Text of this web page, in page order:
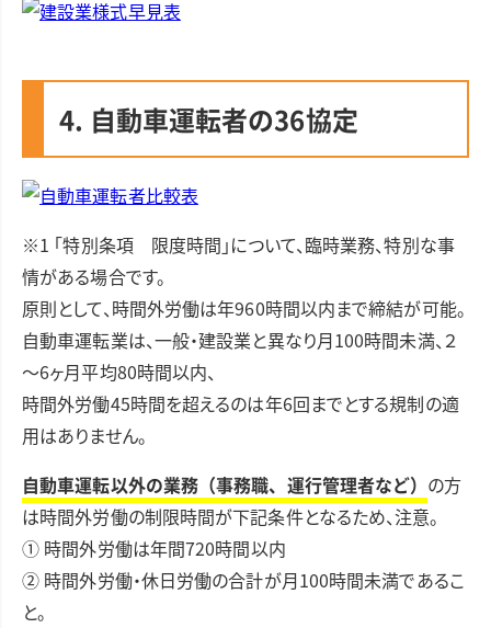
4. 自動車運転者の36協定
※1 「特別条項 限度時間」について、臨時業務、特別な事
情がある場合です。
原則として、時間外労働は年960時間以内まで締結が可能。
自動車運転業は、一般・建設業と異なり月100時間未満、２
～6ヶ月平均80時間以内、
時間外労働45時間を超えるのは年6回までとする規制の適
用はありません。
自動車運転以外の業務（事務職、運行管理者など） の方
は時間外労働の制限時間が下記条件となるため、注意。
① 時間外労働は年間720時間以内
② 時間外労働・休日労働の合計が月100時間未満であるこ
と。